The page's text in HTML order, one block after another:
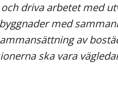
driva arbetet med
med
av
ska vara